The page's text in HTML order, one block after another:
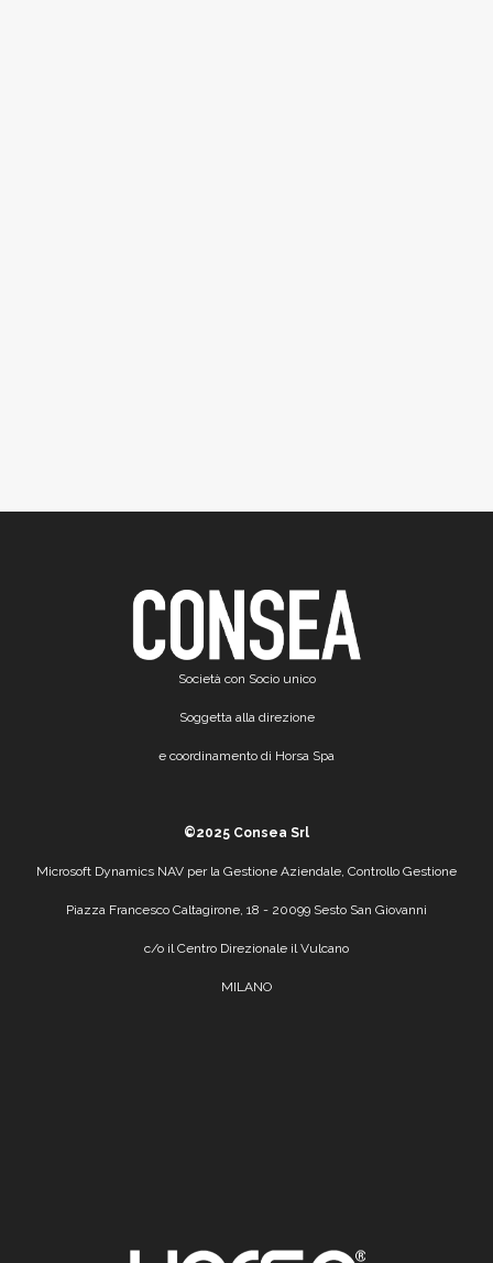
Società con Socio unico
Soggetta alla direzione
e coordinamento di Horsa Spa
©2025 Consea Srl
Microsoft Dynamics NAV per la Gestione Aziendale Controllo Gestione
Piazza Francesco Caltagirone, 18 - 20099 Sesto San Giovanni
c/o il Centro Direzionale il Vulcano
MILANO